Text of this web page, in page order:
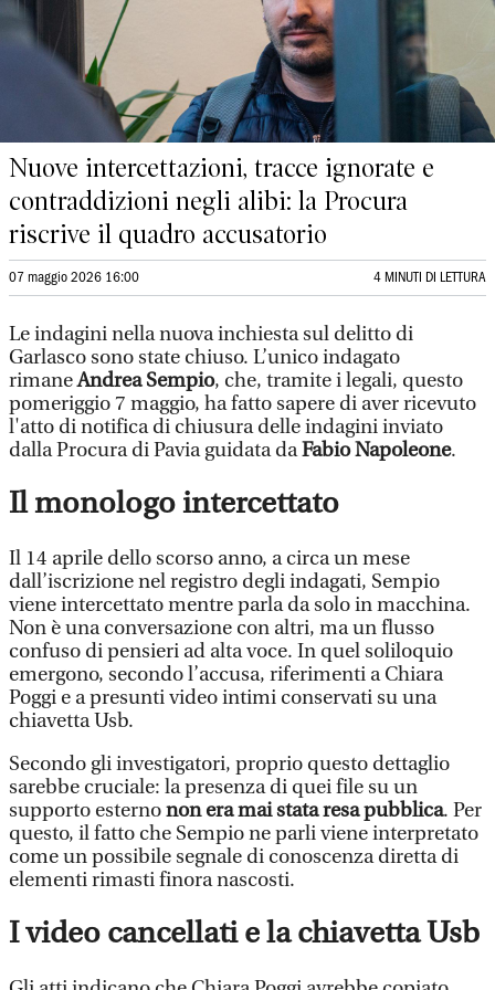
Nuove intercettazioni, tracce ignorate e
contraddizioni negli alibi: la Procura
riscrive il quadro accusatorio
07 maggio 2026 16:00 4 MINUTI DI LETTURA
Le indagini nella nuova inchiesta sul delitto di
Garlasco sono state chiuso. L’unico indagato
rimaneAndrea Sempio, che, tramite i legali, questo
pomeriggio 7 maggio, ha fatto sapere di aver ricevuto
l'atto di notifica di chiusura delle indagini inviato
dalla Procura di Pavia guidata daFabio Napoleone.
Il monologo intercettato
Il 14 aprile dello scorso anno, a circa un mese
dall’iscrizione nel registro degli indagati, Sempio
viene intercettato mentre parla da solo in macchina.
Non è una conversazione con altri, ma un flusso
confuso di pensieri ad alta voce. In quel soliloquio
emergono, secondo l’accusa, riferimenti a Chiara
Poggi e a presunti video intimi conservati su una
chiavetta Usb.
Secondo gli investigatori, proprio questo dettaglio
sarebbe cruciale: la presenza di quei file su un
supporto esternonon era mai stata resa pubblica. Per
questo, il fatto che Sempio ne parli viene interpretato
come un possibile segnale di conoscenza diretta di
elementi rimasti finora nascosti.
I video cancellati e la chiavetta Usb